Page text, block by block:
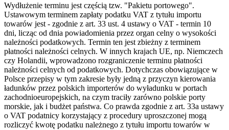
Wydłużenie terminu jest częścią tzw. "Pakietu portowego".
Ustawowym terminem zapłaty podatku VAT z tytułu importu
towarów jest - zgodnie z art. 33 ust. 4 ustawy o VAT - termin 10
dni, licząc od dnia powiadomienia przez organ celny o wysokości
należności podatkowych. Termin ten jest zbieżny z terminem
płatności należności celnych. W innych krajach UE, np. Niemczech
czy Holandii, wprowadzono rozgraniczenie terminu płatności
należności celnych od podatkowych. Dotychczas obowiązujące w
Polsce przepisy w tym zakresie były jedną z przyczyn kierowania
ładunków przez polskich importerów do wyładunku w portach
zachodnioeuropejskich, na czym traciły zarówno polskie porty
morskie, jak i budżet państwa. Co prawda zgodnie z art. 33a ustawy
o VAT podatnicy korzystający z procedury uproszczonej mogą
rozliczyć kwotę podatku należnego z tytułu importu towarów w